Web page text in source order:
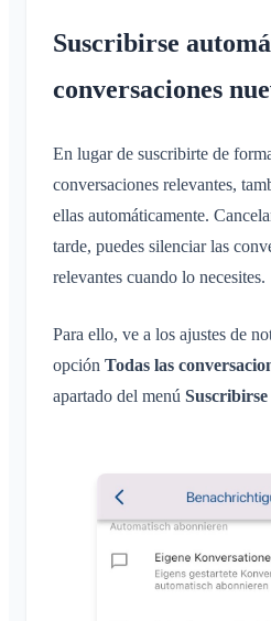
Suscribirse
conversaciones
En lugar de suscribirte de
conversaciones relevantes,
ellas automáticamente.
tarde, puedes silenciar las
relevantes cuando lo necesites.
Para ello, ve a los ajustes de
opción Todas las
apartado del menú